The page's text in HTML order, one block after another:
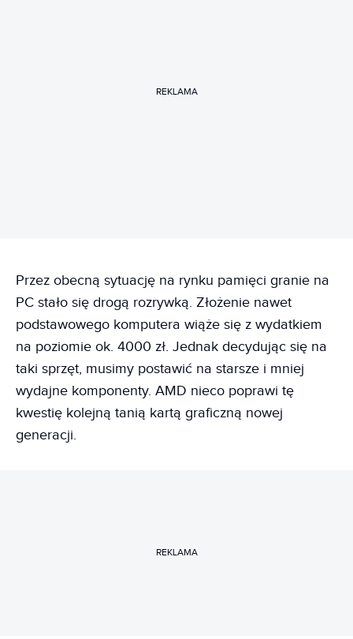
REKLAMA
Przez obecną sytuację na rynku pamięci granie na
PC stało się drogą rozrywką. Złożenie nawet
podstawowego komputera wiąże się z wydatkiem
na poziomie ok. 4000 zł. Jednak decydując się na
taki sprzęt, musimy postawić na starsze i mniej
wydajne komponenty. AMD nieco poprawi tę
kwestię kolejną tanią kartą graficzną nowej
generacji.
REKLAMA